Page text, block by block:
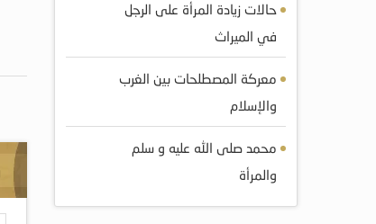
حالات زيادة المرأة على الرجل
في الميراث
معركة المصطلحات بين الغرب
والإسلام
محمد صلى الله عليه و سلم
والمرأة